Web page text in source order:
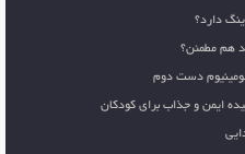
دارد؟
هم مطمئن؟
دست دوم
ایمن و جذاب برای کودکان